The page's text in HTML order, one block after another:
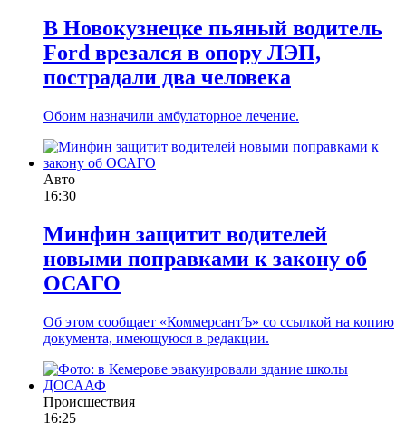
В Новокузнецке пьяный водитель
Ford врезался в опору ЛЭП,
пострадали два человека
Обоим назначили амбулаторное лечение.
Авто
16:30
Минфин защитит водителей
новыми поправками к закону об
ОСАГО
Об этом сообщает «КоммерсантЪ» со ссылкой на копию
документа, имеющуюся в редакции.
Происшествия
16:25